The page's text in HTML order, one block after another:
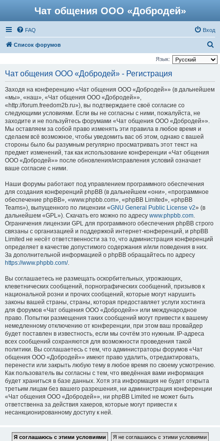
Чат общения ООО «Добродей»
FAQ Вход
Список форумов
о
Язык:
Чат общения ООО «Добродей» - Регистрация
Заходя на конференцию «Чат общения ООО «Добродей»» (в дальнейшем
«мы», «наш», «Чат общения ООО «Добродей»»,
«http://forum.freedom2b.ru»), вы подтверждаете своё согласие со
следующими условиями. Если вы не согласны с ними, пожалуйста, не
заходите и не пользуйтесь форумами «Чат общения ООО «Добродей»».
Мы оставляем за собой право изменять эти правила в любое время и
сделаем всё возможное, чтобы уведомить вас об этом, однако с вашей
стороны было бы разумным регулярно просматривать этот текст на
предмет изменений, так как использование конференции «Чат общения
ООО «Добродей»» после обновления/исправления условий означает
ваше согласие с ними.
Наши форумы работают под управлением программного обеспечения
для создания конференций phpBB (в дальнейшем «они», «программное
обеспечение phpBB», «www.phpbb.com», «phpBB Limited», «phpBB
Teams»), выпущенного по лицензии «GNU General Public License v2» (в
дальнейшем «GPL»). Скачать его можно по адресу www.phpbb.com.
Ограничения лицензии GPL для программного обеспечения phpBB строго
связаны с организацией и поддержкой интернет-конференций, и phpBB
Limited не несёт ответственности за то, что администрация конференций
определяет в качестве допустимого содержания и/или поведения в них.
За дополнительной информацией о phpBB обращайтесь по адресу
https://www.phpbb.com/.
Вы соглашаетесь не размещать оскорбительных, угрожающих,
клеветнических сообщений, порнографических сообщений, призывов к
национальной розни и прочих сообщений, которые могут нарушить
законы вашей страны, страны, которая предоставляет услуги хостинга
для форумов «Чат общения ООО «Добродей»» или международное
право. Попытки размещения таких сообщений могут привести к вашему
немедленному отключению от конференции, при этом ваш провайдер
будет поставлен в известность, если мы сочтём это нужным. IP-адреса
всех сообщений сохраняются для возможности проведения такой
политики. Вы соглашаетесь с тем, что администраторы форумов «Чат
общения ООО «Добродей»» имеют право удалить, отредактировать,
перенести или закрыть любую тему в любое время по своему усмотрению.
Как пользователь вы согласны с тем, что введённая вами информация
будет храниться в базе данных. Хотя эта информация не будет открыта
третьим лицам без вашего разрешения, ни администрация конференции
«Чат общения ООО «Добродей»», ни phpBB Limited не может быть
ответственна за действия хакеров, которые могут привести к
несанкционированному доступу к ней.